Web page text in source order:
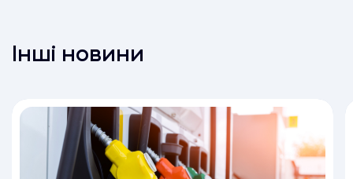
Інші новини